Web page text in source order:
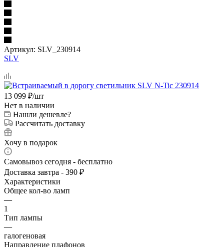
Артикул: SLV_230914
SLV
13 099 ₽/шт
Нет в наличии
Нашли дешевле?
Рассчитать доставку
Хочу в подарок
Самовывоз сегодня - бесплатно
Доставка завтра - 390 ₽
Характеристики
Общее кол-во ламп
—
1
Тип лампы
—
галогеновая
Направление плафонов